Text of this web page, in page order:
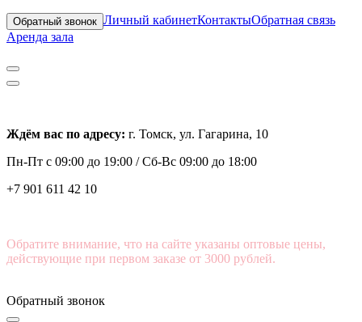
Обратный звонок Личный кабинетКонтактыОбратная связь
Аренда зала
Ждём вас по адресу: г. Томск, ул. Гагарина, 10
Пн-Пт с 09:00 до 19:00 /Сб-Вс 09:00 до 18:00
+7 901 611 42 10
Обратите внимание, что на сайте указаны оптовые цены,
действующие при первом заказе от 3000 рублей.
Обратный звонок